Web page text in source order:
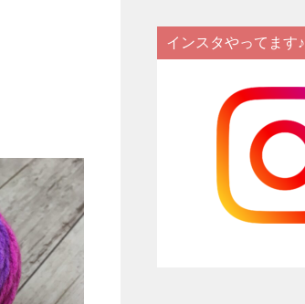
インスタやってます♪